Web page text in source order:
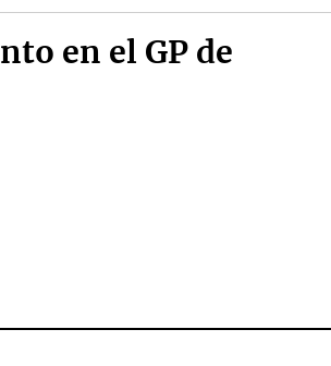
en el GP de